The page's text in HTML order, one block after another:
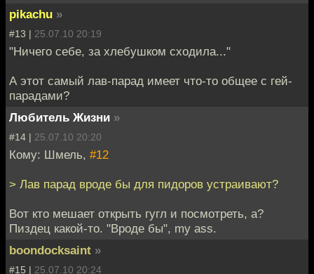
pikachu »
#13 | 25.07.10 20:19
"Ничего себе, за хлебушком сходила..."
А этот самый лав-парад имеет что-то общее с гей-
парадами?
Любитель Жизни »
#14 | 25.07.10 20:20
Кому: Шмель, #12
> Лав парад вроде бы для пидоров устраивают?
Вот кто мешает открыть гугл и посмотреть, а?
Пиздец какой-то. "Вроде бы", my ass.
boondocksaint »
#15 | 25.07.10 20:24